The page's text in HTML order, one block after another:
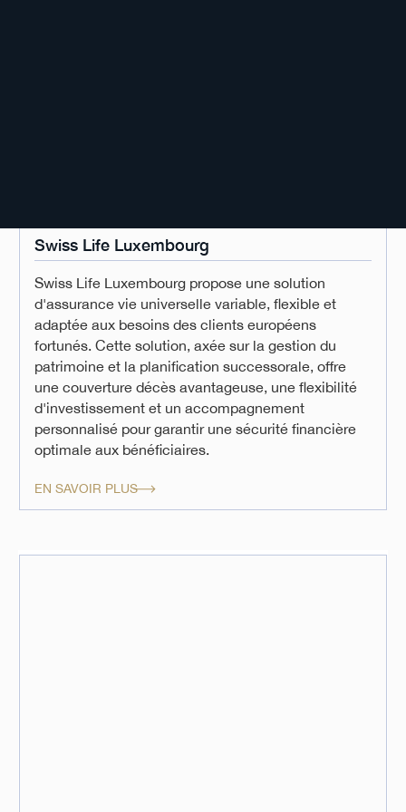
Swiss Life Luxembourg
Swiss Life Luxembourg propose une solution
d'assurance vie universelle variable, flexible et
adaptée aux besoins des clients européens
fortunés. Cette solution, axée sur la gestion du
patrimoine et la planification successorale, offre
une couverture décès avantageuse, une flexibilité
d'investissement et un accompagnement
personnalisé pour garantir une sécurité financière
optimale aux bénéficiaires.
EN SAVOIR PLUS